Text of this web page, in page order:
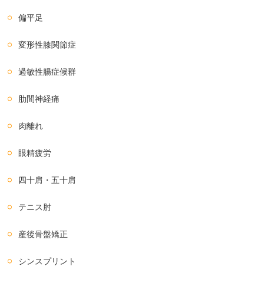
偏平足
変形性膝関節症
過敏性腸症候群
肋間神経痛
肉離れ
眼精疲労
四十肩・五十肩
テニス肘
産後骨盤矯正
シンスプリント